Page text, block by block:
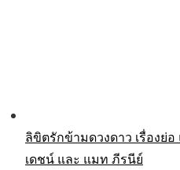
ลิขิตรักข้ามดวงดาว เรื่องย่
เดชน์ และ แมท ภีรนีย์